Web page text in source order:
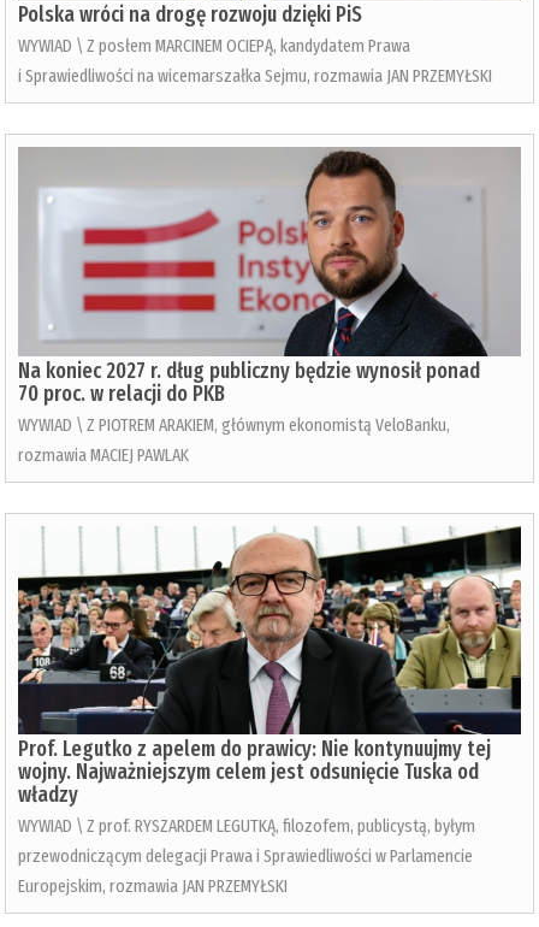
Polska wróci na drogę rozwoju dzięki PiS
WYWIAD \ Z posłem MARCINEM OCIEPĄ, kandydatem Prawa
i Sprawiedliwości na wicemarszałka Sejmu, rozmawia JAN PRZEMYŁSKI
Na koniec 2027 r. dług publiczny będzie wynosił ponad
70 proc. w relacji do PKB
WYWIAD \ Z PIOTREM ARAKIEM, głównym ekonomistą VeloBanku,
rozmawia MACIEJ PAWLAK
Prof. Legutko z apelem do prawicy: Nie kontynuujmy tej
wojny. Najważniejszym celem jest odsunięcie Tuska od
władzy
WYWIAD \ Z prof. RYSZARDEM LEGUTKĄ, filozofem, publicystą, byłym
przewodniczącym delegacji Prawa i Sprawiedliwości w Parlamencie
Europejskim, rozmawia JAN PRZEMYŁSKI